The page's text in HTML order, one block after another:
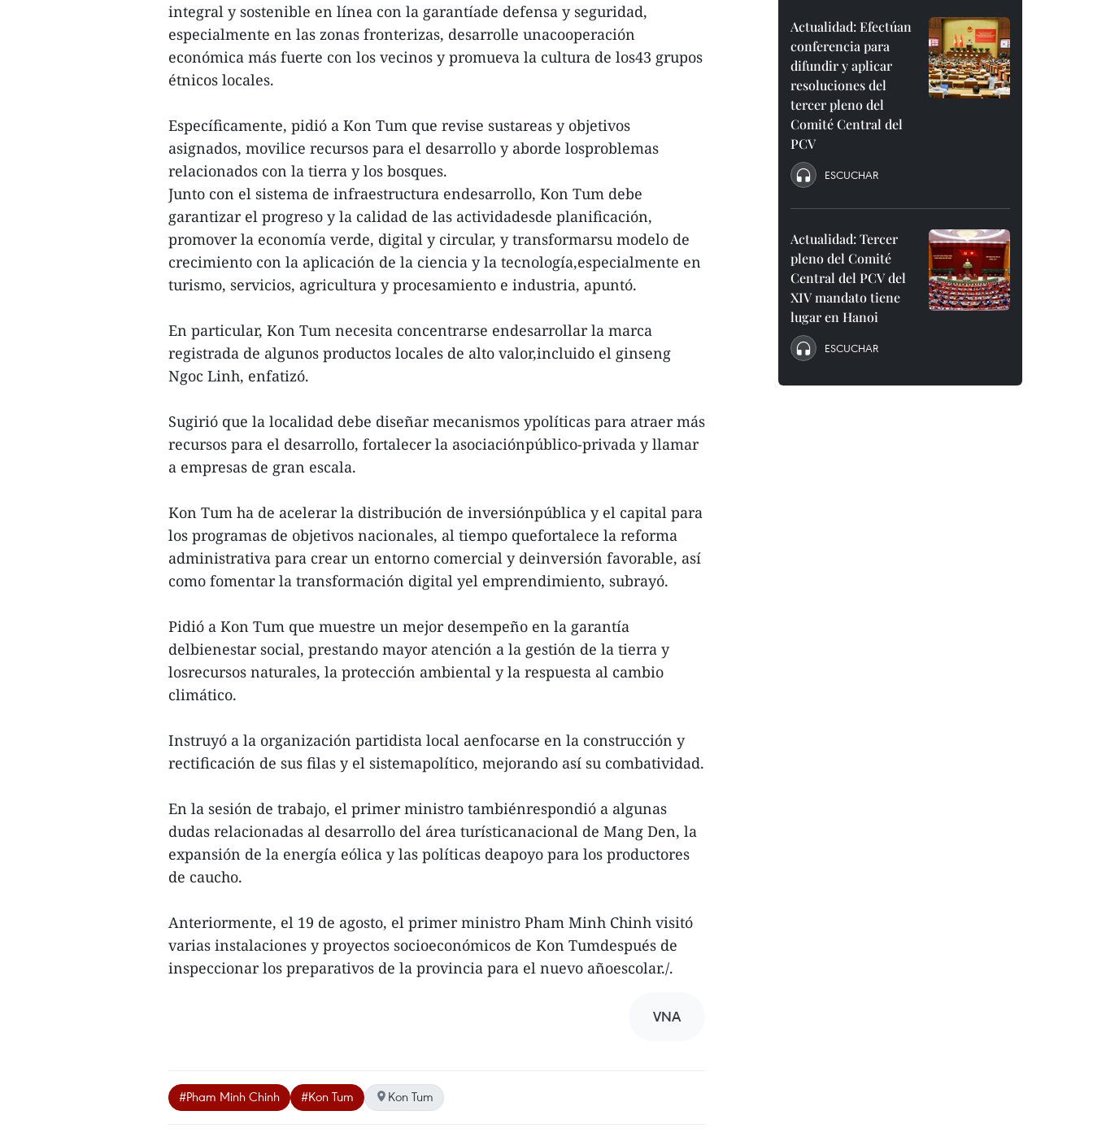
integral y sostenible en línea con la garantíade defensa y seguridad,
especialmente en las zonas fronterizas, desarrolle unacooperación
económica más fuerte con los vecinos y promueva la cultura de los43 grupos
étnicos locales.
Específicamente, pidió a Kon Tum que revise sustareas y objetivos
asignados, movilice recursos para el desarrollo y aborde losproblemas
relacionados con la tierra y los bosques.
Junto con el sistema de infraestructura endesarrollo, Kon Tum debe
garantizar el progreso y la calidad de las actividadesde planificación,
promover la economía verde, digital y circular, y transformarsu modelo de
crecimiento con la aplicación de la ciencia y la tecnología,especialmente en
turismo, servicios, agricultura y procesamiento e industria, apuntó.
En particular, Kon Tum necesita concentrarse endesarrollar la marca
registrada de algunos productos locales de alto valor,incluido el ginseng
Ngoc Linh, enfatizó.
Sugirió que la localidad debe diseñar mecanismos ypolíticas para atraer más
recursos para el desarrollo, fortalecer la asociaciónpúblico-privada y llamar
a empresas de gran escala.
Kon Tum ha de acelerar la distribución de inversiónpública y el capital para
los programas de objetivos nacionales, al tiempo quefortalece la reforma
administrativa para crear un entorno comercial y deinversión favorable, así
como fomentar la transformación digital yel emprendimiento, subrayó.
Pidió a Kon Tum que muestre un mejor desempeño en la garantía
delbienestar social, prestando mayor atención a la gestión de la tierra y
losrecursos naturales, la protección ambiental y la respuesta al cambio
climático.
Instruyó a la organización partidista local aenfocarse en la construcción y
rectificación de sus filas y el sistemapolítico, mejorando así su combatividad.
En la sesión de trabajo, el primer ministro tambiénrespondió a algunas
dudas relacionadas al desarrollo del área turísticanacional de Mang Den, la
expansión de la energía eólica y las políticas deapoyo para los productores
de caucho.
Anteriormente, el 19 de agosto, el primer ministro Pham Minh Chinh visitó
varias instalaciones y proyectos socioeconómicos de Kon Tumdespués de
inspeccionar los preparativos de la provincia para el nuevo añoescolar./.
VNA
#Pham Minh Chinh #Kon Tum Kon Tum
Actualidad: Efectúan
conferencia para
difundir y aplicar
resoluciones del
tercer pleno del
Comité Central del
PCV
ESCUCHAR
Actualidad: Tercer
pleno del Comité
Central del PCV del
XIV mandato tiene
lugar en Hanoi
ESCUCHAR